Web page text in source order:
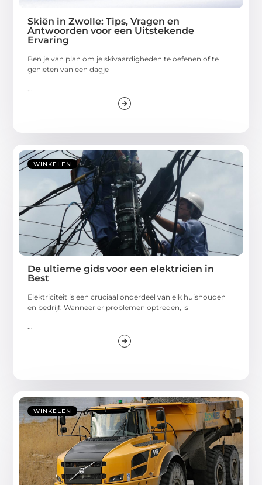
Skiën in Zwolle: Tips, Vragen en
Antwoorden voor een Uitstekende
Ervaring
Ben je van plan om je skivaardigheden te oefenen of te
genieten van een dagje
WINKELEN
De ultieme gids voor een elektricien in
Best
Elektriciteit is een cruciaal onderdeel van elk huishouden
en bedrijf. Wanneer er problemen optreden, is
...
WINKELEN